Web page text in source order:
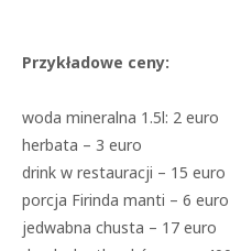
Przykładowe ceny:
woda mineralna 1.5l: 2 euro
herbata – 3 euro
drink w restauracji – 15 euro
porcja Firinda manti – 6 euro
jedwabna chusta – 17 euro